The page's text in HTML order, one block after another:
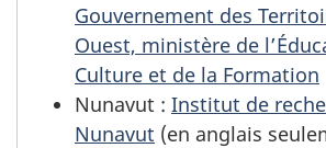
Gouvernement des
Ouest, ministère de
Culture et de la Formation
Nunavut : Institut de
Nunavut (en anglais